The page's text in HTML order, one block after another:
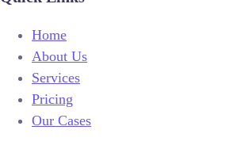
Home
About Us
Services
Pricing
Our Cases